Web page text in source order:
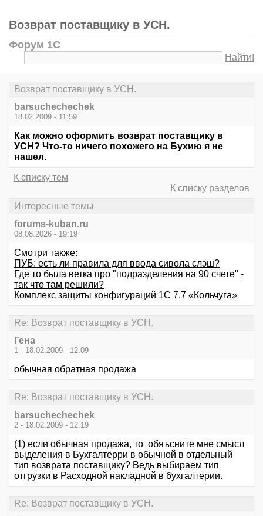
Возврат поставщику в УСН.
Форум 1С
Найти!
Возврат поставщику в УСН.
barsuchechechek
18.02.2009 - 11:59
Как можно оформить возврат поставщику в
УСН? Что-то ничего похожего на Бухию я не
нашел.
К списку тем
К списку разделов
Интересные темы
forums-kuban.ru
08.08.2026 - 19:19
Смотри также:
ПУБ: есть ли правила для ввода сивола слэш?
Где то была ветка про "подразделения на 90 счете" -
так что там решили?
Комплекс защиты конфигураций 1C 7.7 «Кольчуга»
Re: Возврат поставщику в УСН.
Гена
1 - 18.02.2009 - 12:09
обычная обратная продажа
Re: Возврат поставщику в УСН.
barsuchechechek
2 - 18.02.2009 - 12:19
(1) если обычная продажа, то обяъсните мне смысл
выделения в Бухгалтерри в обычной в отдельный
тип возврата поставщику? Ведь выбираем тип
отгрузки в Расходной накладной в бухгалтерии.
Re: Возврат поставщику в УСН.